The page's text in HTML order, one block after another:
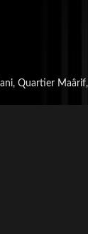
Quartier Maârif,